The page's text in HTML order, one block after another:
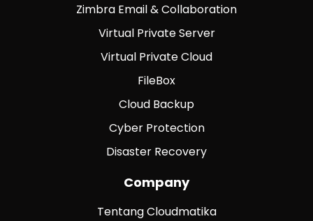
Zimbra Email & Collaboration
Virtual Private Server
Virtual Private Cloud
FileBox
Cloud Backup
Cyber Protection
Disaster Recovery
Company
Tentang Cloudmatika